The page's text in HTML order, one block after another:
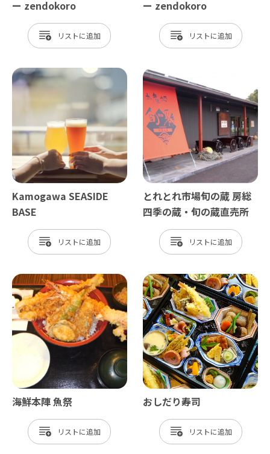
ー zendokoro
リスト
ー zendokoro
リスト
Kamogawa SEASIDE
BASE
リスト
とれとれ市場旬の蔵 房総
四季の蔵・旬の蔵直売所
リスト
海鮮本陣 魚祭
リスト
おしだり寿司
リスト